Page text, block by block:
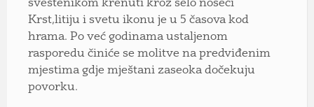
sveštenikom krenuti kroz selo noseći
Krst,litiju i svetu ikonu je u 5 časova kod
hrama. Po već godinama ustaljenom
rasporedu činiće se molitve na predviđenim
mjestima gdje mještani zaseoka dočekuju
povorku.